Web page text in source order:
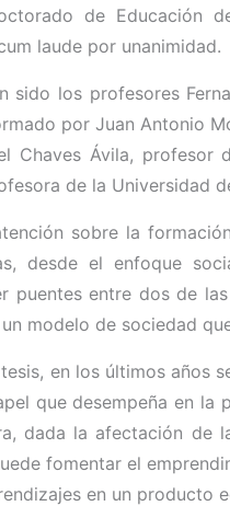
de Educación
laude por unanimidad.
sido los profesores
por Juan Antonio
Chaves Ávila,
de la Universidad
sobre la
desde el enfoque
puentes entre dos de
modelo de sociedad
en los últimos años
que desempeña en la
dada la afectación de
fomentar el
en un producto